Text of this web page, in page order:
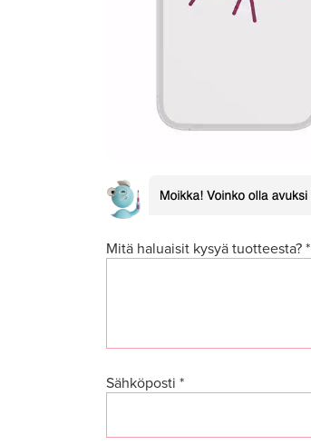
Mitä haluaisit kysyä tuotteesta? *
Sähköposti *